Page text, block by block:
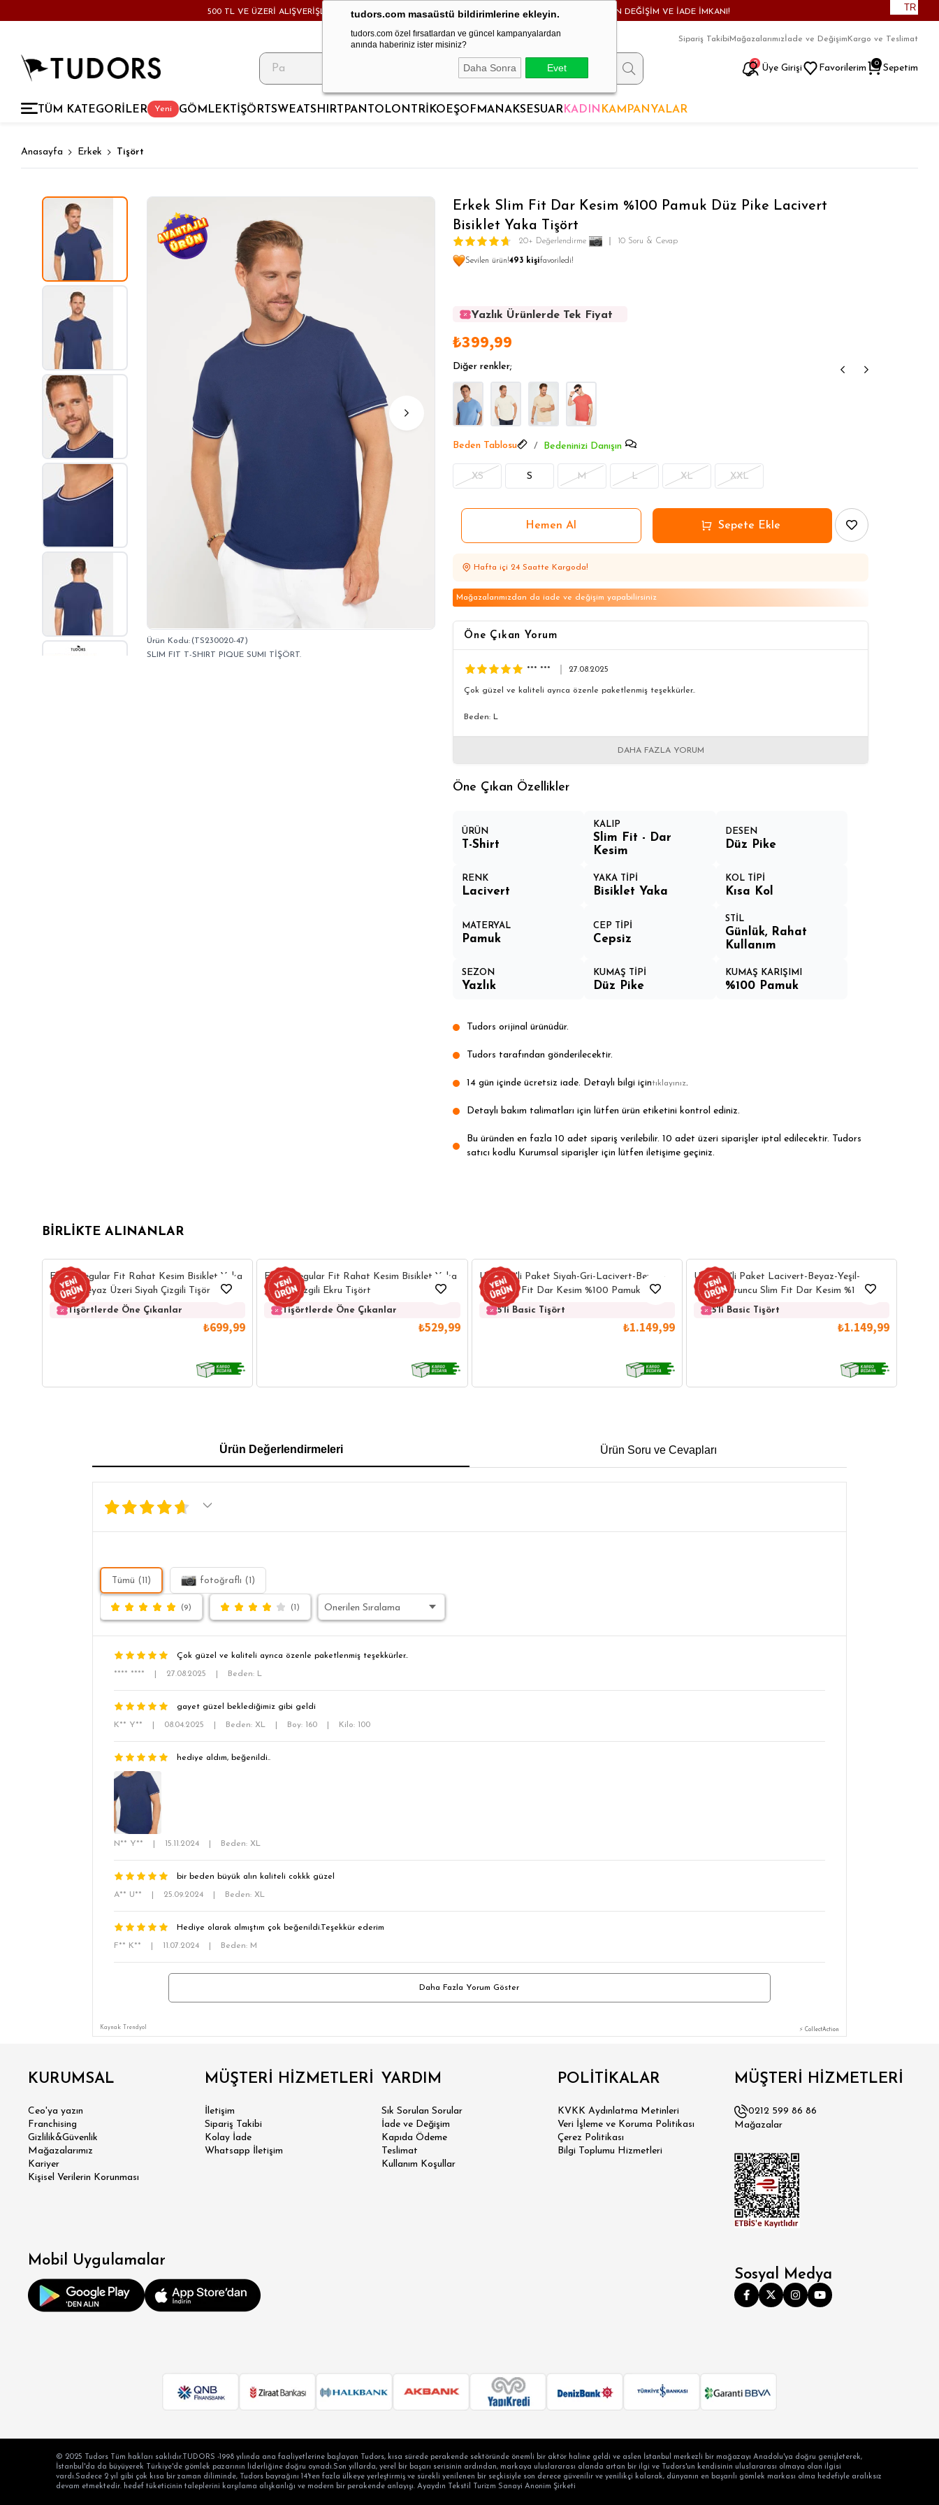
tudors.com masaüstü bildirimlerine ekleyin.
tudors.com özel fırsatlardan ve güncel kampanyalardan
anında haberiniz ister misiniz?
Daha Sonra Evet
500 TL VE ÜZERİ ALIŞVERİŞLERDE KARGO BEDAVA! - HAFTA İÇİ 24 SAATTE KARGODA! - MAĞAZADAN DEĞİŞİM VE İADE İMKANI! TR
9
Sipariş TakibiMağazalarımız İade ve Değişim Kargo ve Teslimat
Üye Girişi Favorilerim Sepetim
0
Yeni
TÜM KATEGORİLER GÖMLEK TİŞÖRT SWEATSHIRT PANTOLON TRİKO EŞOFMANAKSESUARKADIN KAMPANYALAR
Anasayfa Erkek Tişört
(TS230020-47)
SLIM FIT T-SHIRT PIQUE SUMI TİŞÖRT.
Erkek Slim Fit Dar Kesim %100 Pamuk Düz Pike Lacivert
Bisiklet Yaka Tişört
20+ Değerlendirme 10 Soru & Cevap
Sevilen ürün!493 kişifavoriledi!
Yazlık Ürünlerde Tek Fiyat
Yazlık Ürünlerde Tek Fiyat
Yazlık Ürünlerde Tek Fiyat
Yazlık Ürünlerde Tek Fiyat
₺399,99
Diğer renkler;
Beden Tablosu Bedeninizi Danışın
XS S M L XL XXL
Hafta içi 24 Saatte Kargoda!
Mağazalarımızdan da iade ve değişim yapabilirsiniz
Öne Çıkan Yorum
*** *** 27.08.2025
Çok güzel ve kaliteli ayrıca özenle paketlenmiş teşekkürler..
Beden: L
DAHA FAZLA YORUM
Öne Çıkan Özellikler
ÜRÜN
T-Shirt
KALIP
Slim Fit - Dar
Kesim
DESEN
Düz Pike
RENK
Lacivert
YAKA TİPİ
Bisiklet Yaka
KOL TİPİ
Kısa Kol
MATERYAL
Pamuk
CEP TİPİ
Cepsiz
STİL
Günlük, Rahat
Kullanım
SEZON
Yazlık
KUMAŞ TİPİ
Düz Pike
KUMAŞ KARIŞIMI
%100 Pamuk
Tudors orijinal ürünüdür.
Tudors tarafından gönderilecektir.
14 gün içinde ücretsiz iade. Detaylı bilgi içintıklayınız.
Detaylı bakım talimatları için lütfen ürün etiketini kontrol ediniz.
Bu üründen en fazla 10 adet sipariş verilebilir. 10 adet üzeri siparişler iptal edilecektir. Tudors
satıcı kodlu Kurumsal siparişler için lütfen iletişime geçiniz.
BIRLIKTE ALINANLAR
Erkek Regular Fit Rahat Kesim Bisiklet Yaka
Jakarlı Beyaz Üzeri Siyah Çizgili Tişört
Tişörtlerde Öne Çıkanlar
₺699,99
Erkek Regular Fit Rahat Kesim Bisiklet Yaka
Jakarlı Çizgili Ekru Tişört
Tişörtlerde Öne Çıkanlar
₺529,99
Unisex 5'li Paket Siyah-Gri-Lacivert-Beyaz-
Yeşil Slim Fit Dar Kesim %100 Pamuk Bisiklet
Yaka Tişört
5'li Basic Tişört
₺1.149,99
Unisex 5'li Paket Lacivert-Beyaz-Yeşil-
Bordo-Turuncu Slim Fit Dar Kesim %100
Pamuk Bisiklet Yaka Tişört
5'li Basic Tişört
₺1.149,99
SÜPER SLİM FİT
Ürün Değerlendirmeleri Ürün Soru ve Cevapları
Tümü (11) fotoğraflı (1)
(9) (1)
Çok güzel ve kaliteli ayrıca özenle paketlenmiş teşekkürler..
**** **** 27.08.2025 Beden: L
gayet güzel beklediğimiz gibi geldi
K** Y** 08.04.2025 Beden: XL Boy: 160 Kilo: 100
hediye aldım, beğenildi..
N** Y** 15.11.2024 Beden: XL
bir beden büyük alın kaliteli cokkk güzel
A** U** 25.09.2024 Beden: XL
Hediye olarak almıştım çok beğenildi.Teşekkür ederim
F** K** 11.07.2024 Beden: M
Daha Fazla Yorum Göster
Kaynak: Trendyol ⚡ CollectAction
KURUMSAL
Ceo'ya yazın
Franchising
Gizlilik&Güvenlik
Mağazalarımız
Kariyer
Kişisel Verilerin Korunması
MÜŞTERİ HİZMETLERİ
İletişim
Sipariş Takibi
Kolay İade
Whatsapp İletişim
YARDIM
Sık Sorulan Sorular
İade ve Değişim
Kapıda Ödeme
Teslimat
Kullanım Koşullar
POLİTİKALAR
KVKK Aydınlatma Metinleri
Veri İşleme ve Koruma Politikası
Çerez Politikası
Bilgi Toplumu Hizmetleri
MÜŞTERİ HİZMETLERİ
0212 599 86 86
Mağazalar
Sosyal Medya
Mobil Uygulamalar
© 2025 Tudors Tüm hakları saklıdır.TUDORS -1998 yılında ana faaliyetlerine başlayan Tudors, kısa sürede perakende sektöründe önemli bir aktör haline geldi ve aslen İstanbul merkezli bir mağazayı Anadolu'ya doğru genişleterek,
İstanbul'da da büyüyerek Türkiye'de gömlek pazarının liderliğine doğru oynadı.Son yıllarda, yerel bir başarı serisinin ardından, markaya uluslararası alanda artan bir ilgi ve Tudors'un kendisinin uluslararası olmaya olan ilgisi
vardı.Sadece 2 yıl gibi çok kısa bir zaman diliminde, Tudors bayrağını 14'ten fazla ülkeye yerleştirmiş ve sürekli yenilenen bir seçkisiyle son derece güvenilir ve yenilikçi kalarak, dünyanın en başarılı gömlek markası olma hedefiyle aralıksız
devam etmektedir. hedef tüketicinin taleplerini karşılama alışkanlığı ve modern bir perakende anlayışı. Ayaydın Tekstil Turizm Sanayi Anonim Şirketi